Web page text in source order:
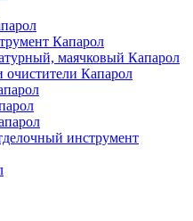
Капарол
маячковый Капарол
очистители Капарол
инструмент